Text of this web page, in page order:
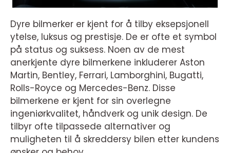
Dyre bilmerker er kjent for å tilby eksepsjonell
ytelse, luksus og prestisje. De er ofte et symbol
på status og suksess. Noen av de mest
anerkjente dyre bilmerkene inkluderer Aston
Martin, Bentley, Ferrari, Lamborghini, Bugatti,
Rolls-Royce og Mercedes-Benz. Disse
bilmerkene er kjent for sin overlegne
ingeniørkvalitet, håndverk og unik design. De
tilbyr ofte tilpassede alternativer og
muligheten til å skreddersy bilen etter kundens